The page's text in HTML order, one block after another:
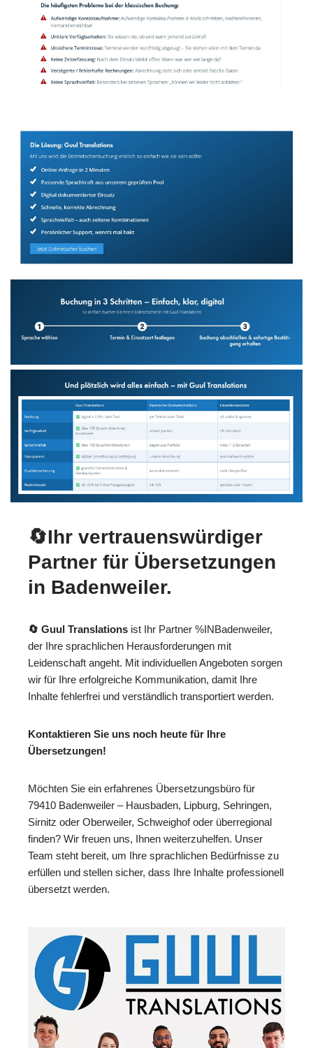
🔄Ihr vertrauenswürdiger
Partner für Übersetzungen
in Badenweiler.
🔄 Guul Translations ist Ihr Partner %INBadenweiler,
der Ihre sprachlichen Herausforderungen mit
Leidenschaft angeht. Mit individuellen Angeboten sorgen
wir für Ihre erfolgreiche Kommunikation, damit Ihre
Inhalte fehlerfrei und verständlich transportiert werden.
Kontaktieren Sie uns noch heute für Ihre
Übersetzungen!
Möchten Sie ein erfahrenes Übersetzungsbüro für
79410 Badenweiler – Hausbaden, Lipburg, Sehringen,
Sirnitz oder Oberweiler, Schweighof oder überregional
finden? Wir freuen uns, Ihnen weiterzuhelfen. Unser
Team steht bereit, um Ihre sprachlichen Bedürfnisse zu
erfüllen und stellen sicher, dass Ihre Inhalte professionell
übersetzt werden.